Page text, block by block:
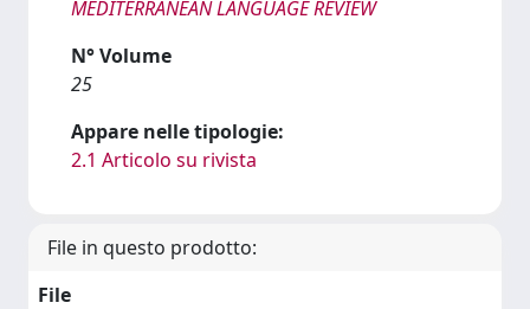
MEDITERRANEAN LANGUAGE REVIEW
N° Volume
25
Appare nelle tipologie:
2.1 Articolo su rivista
File in questo prodotto:
File